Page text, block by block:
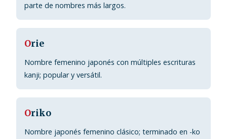
parte de nombres más largos.
Orie
Nombre femenino japonés con múltiples escrituras
kanji; popular y versátil.
Oriko
Nombre japonés femenino clásico; terminado en -ko